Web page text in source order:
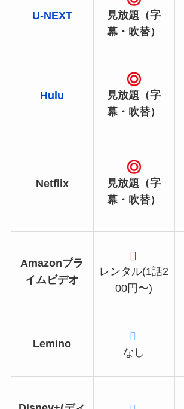
U-NEXT
見放題（字
幕・吹替）
Hulu
見放題（字
幕・吹替）
Netflix
見放題（字
幕・吹替）
Amazonプラ
イムビデオ
レンタル(1話2
00円〜)
Lemino
なし